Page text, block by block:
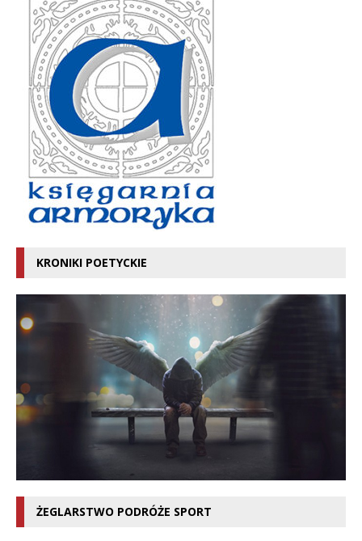
KRONIKI POETYCKIE
ŻEGLARSTWO PODRÓŻE SPORT